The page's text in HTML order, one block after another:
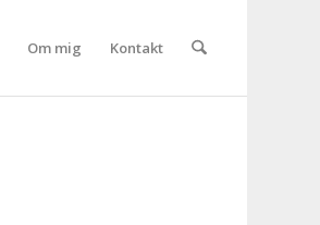
Om mig Kontakt